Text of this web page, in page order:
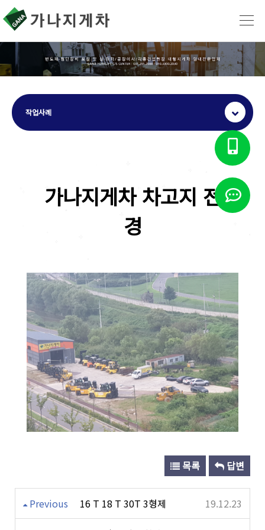
작업사례
가나지게차 차고지 전
경
목록 답변
Previous 16 T 18 T 30T 3형제 19.12.23